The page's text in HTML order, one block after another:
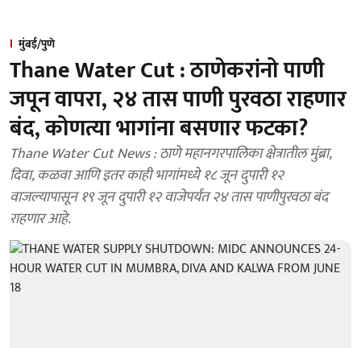
मुंबई/पुणे
Thane Water Cut : ठाणेकरांनो पाणी
जपून वापरा, २४ तास पाणी पुरवठा राहणार
बंद, कोणत्या भागांना बसणार फटका?
Thane Water Cut News : ठाणे महानगरपालिका क्षेत्रातील मुंब्रा,
दिवा, कळवा आणि इतर काही भागांमध्ये १८ जून दुपारी १२
वाजल्यापासून १९ जून दुपारी १२ वाजेपर्यंत २४ तास पाणीपुरवठा बंद
राहणार आहे.